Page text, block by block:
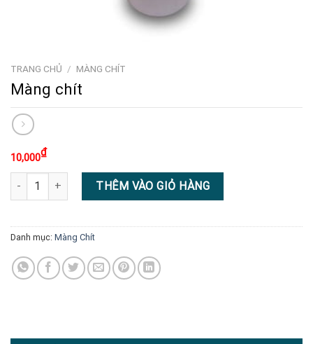
TRANG CHỦ / MÀNG CHÍT
Màng chít
10,000₫
Màng chít số lượng THÊM VÀO GIỎ HÀNG
Danh mục: Màng Chít